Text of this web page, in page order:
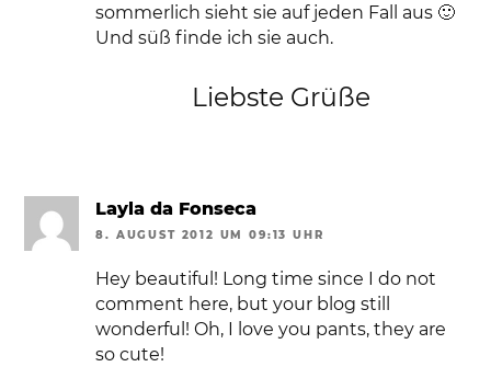
sommerlich sieht sie auf jeden Fall aus 🙂
Und süß finde ich sie auch.
Liebste Grüße
Layla da Fonseca
8. AUGUST 2012 UM 09:13 UHR
Hey beautiful! Long time since I do not
comment here, but your blog still
wonderful! Oh, I love you pants, they are
so cute!